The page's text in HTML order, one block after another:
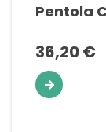
36,20 €